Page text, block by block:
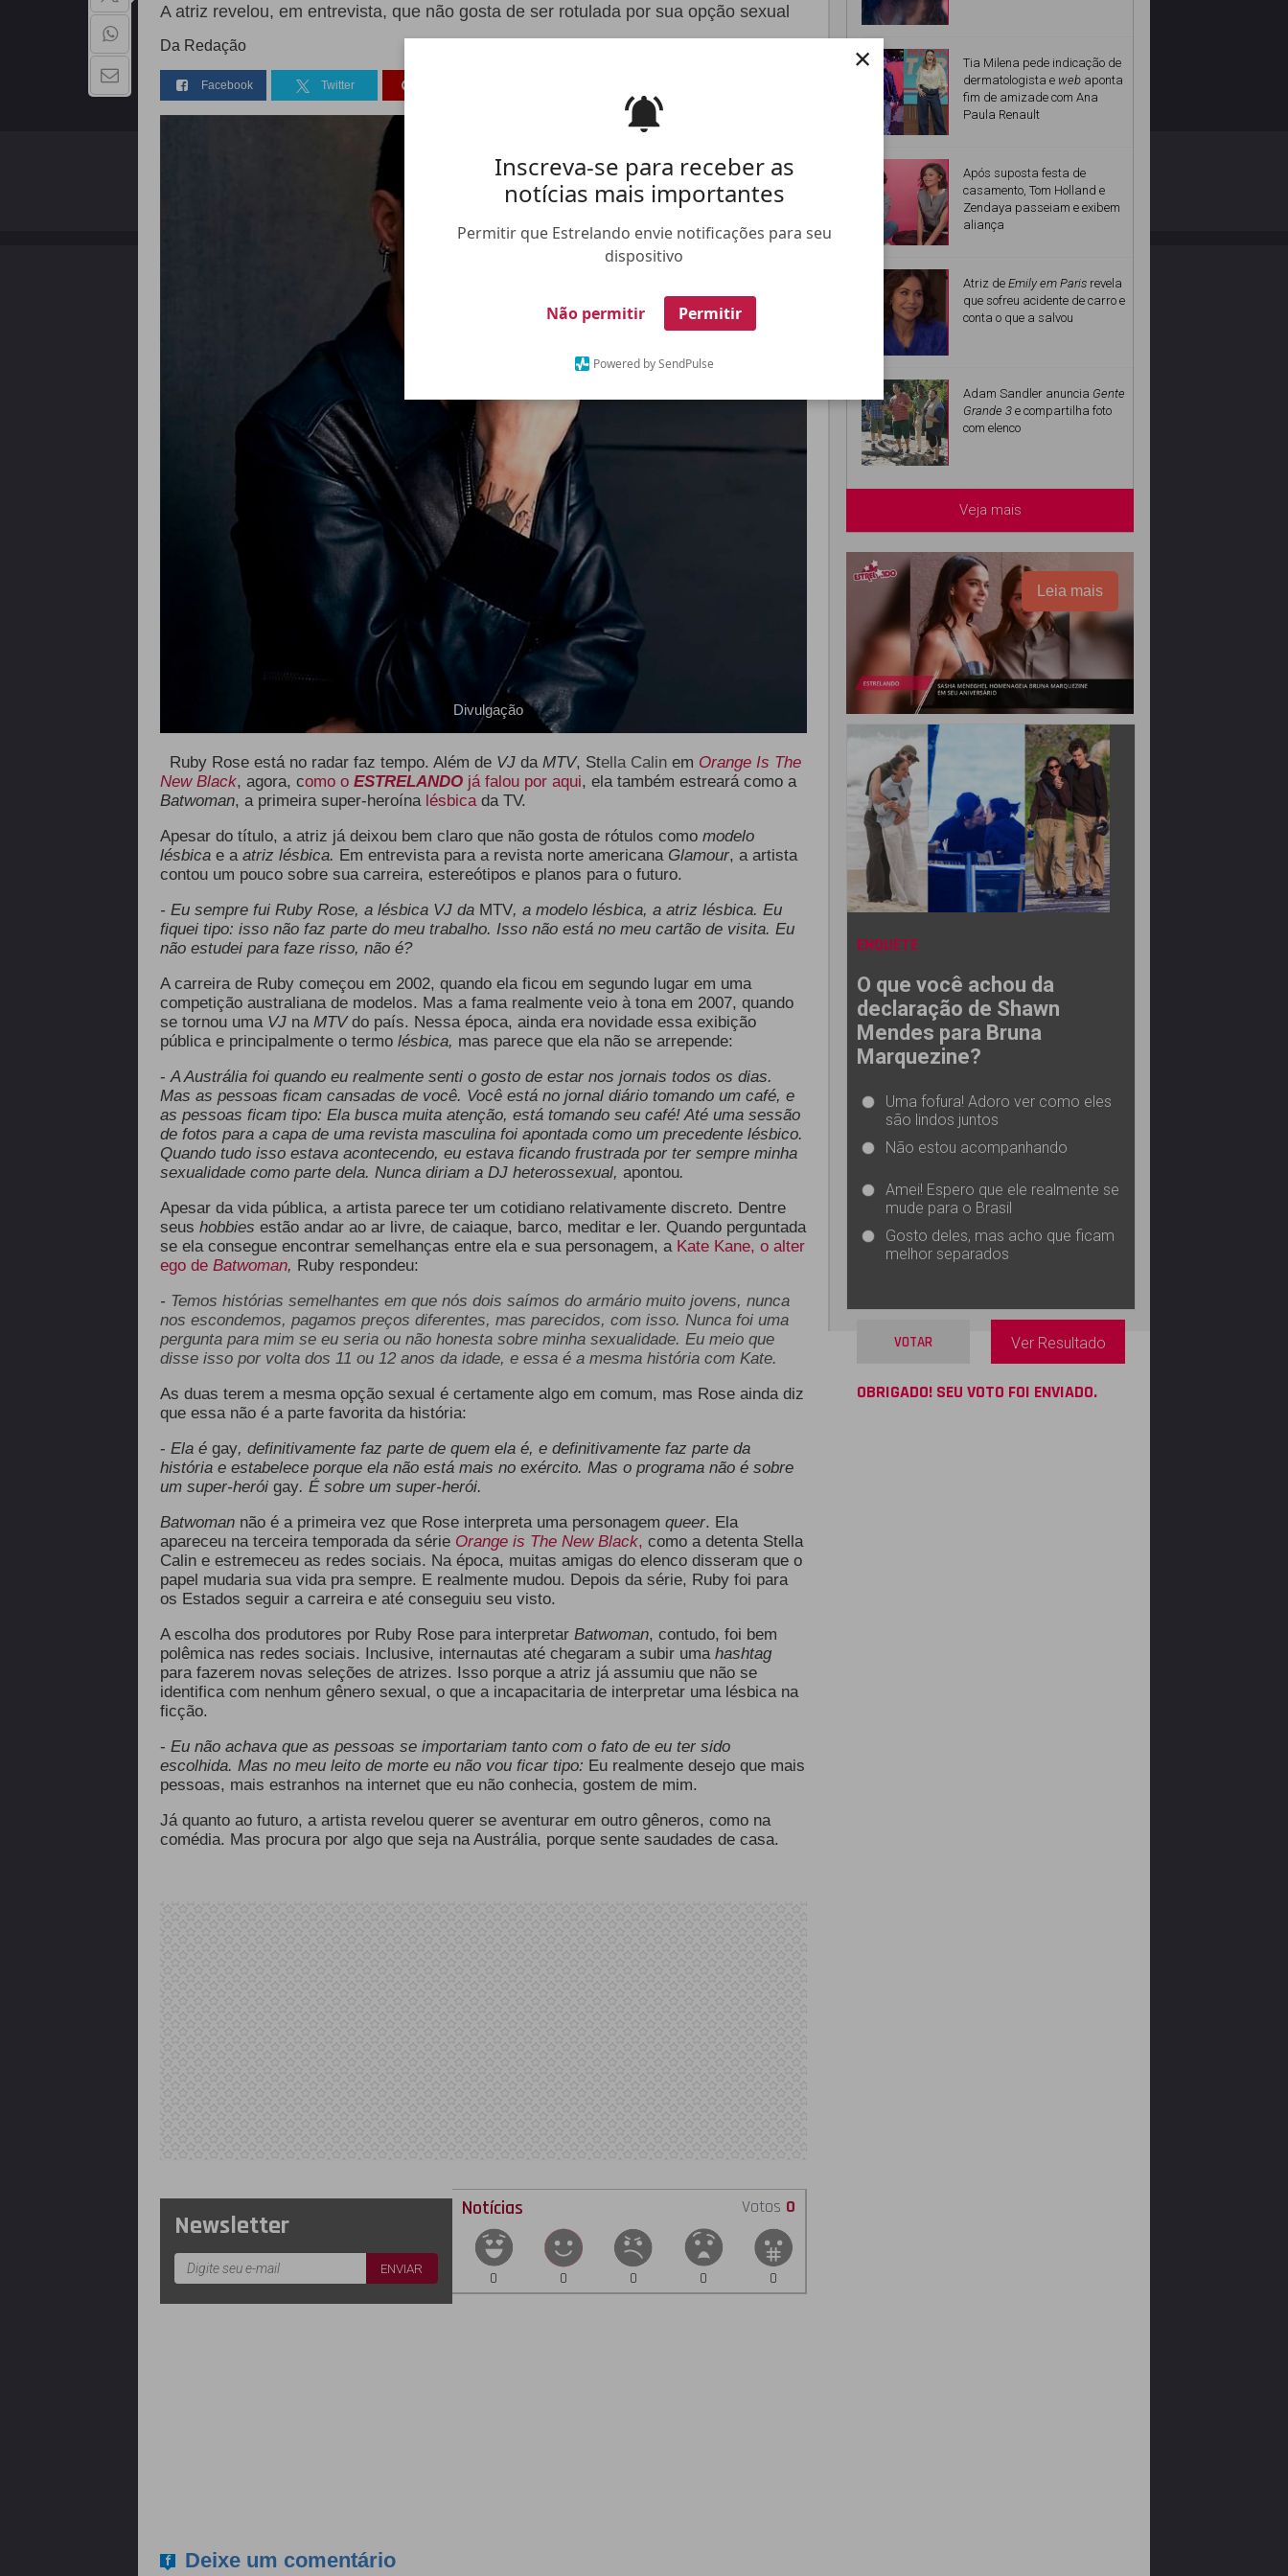
Inscreva-se para receber as
notícias mais importantes
Permitir que Estrelando envie notificações para seu
dispositivo
Não permitir Permitir
Powered by SendPulse
×
A atriz revelou, em entrevista, que não gosta de ser rotulada por sua opção sexual
Da Redação
Facebook Twitter
Divulgação
Ruby Rose está no radar faz tempo. Além de VJ da MTV, Stella Calinem Orange Is The
New Black, agora, como o ESTRELANDO já falou por aqui, ela também estreará como a
Batwoman, a primeira super-heroína lésbica da TV.
Apesar do título, a atriz já deixou bem claro que não gosta de rótulos como modelo
lésbicae a atriz lésbica. Em entrevista para a revista norte americana Glamour, a artista
contou um pouco sobre sua carreira, estereótipos e planos para o futuro.
- Eu sempre fui Ruby Rose, a lésbica VJ da MTV, a modelo lésbica, a atriz lésbica. Eu
fiquei tipo: isso não faz parte do meu trabalho. Isso não está no meu cartão de visita. Eu
não estudei para faze risso, não é?
A carreira de Ruby começou em 2002, quando ela ficou em segundo lugar em uma
competição australiana de modelos. Mas a fama realmente veio à tona em 2007, quando
se tornou uma VJ na MTVdo país. Nessa época, ainda era novidade essa exibição
pública e principalmente o termo lésbica, mas parece que ela não se arrepende:
-A Austrália foi quando eu realmente senti o gosto de estar nos jornais todos os dias.
Mas as pessoas ficam cansadas de você. Você está no jornal diário tomando um café, e
as pessoas ficam tipo: Ela busca muita atenção, está tomando seu café! Até uma sessão
de fotos para a capa de uma revista masculina foi apontada como um precedente lésbico.
Quando tudo isso estava acontecendo, eu estava ficando frustrada por ter sempre minha
sexualidade como parte dela. Nunca diriam a DJ heterossexual, apontou.
Apesar da vida pública, a artista parece ter um cotidiano relativamente discreto. Dentre
seus hobbies estão andar ao ar livre, de caiaque, barco, meditar e ler. Quando perguntada
se ela consegue encontrar semelhanças entre ela e sua personagem, a Kate Kane, o alter
ego de Batwoman, Ruby respondeu:
- Temos histórias semelhantes em que nós dois saímos do armário muito jovens, nunca
nos escondemos, pagamos preços diferentes, mas parecidos, com isso. Nunca foi uma
pergunta para mim se eu seria ou não honesta sobre minha sexualidade. Eu meio que
disse isso por volta dos 11 ou 12 anos da idade, e essa é a mesma história com Kate.
As duas terem a mesma opção sexual é certamente algo em comum, mas Rose ainda diz
que essa não é a parte favorita da história:
- Ela é gay, definitivamente faz parte de quem ela é, e definitivamente faz parte da
história e estabelece porque ela não está mais no exército. Mas o programa não é sobre
um super-herói gay. É sobre um super-herói.
Batwoman não é a primeira vez que Rose interpreta uma personagem queer. Ela
apareceu na terceira temporada da série Orange is The New Black, como a detenta Stella
Calin e estremeceu as redes sociais. Na época, muitas amigas do elenco disseram que o
papel mudaria sua vida pra sempre. E realmente mudou. Depois da série, Ruby foi para
os Estados seguir a carreira e até conseguiu seu visto.
A escolha dos produtores por Ruby Rose para interpretar Batwoman, contudo, foi bem
polêmica nas redes sociais. Inclusive, internautas até chegaram a subir uma hashtag
para fazerem novas seleções de atrizes. Isso porque a atriz já assumiu que não se
identifica com nenhum gênero sexual, o que a incapacitaria de interpretar uma lésbica na
ficção.
- Eu não achava que as pessoas se importariam tanto com o fato de eu ter sido
escolhida. Mas no meu leito de morte eu não vou ficar tipo: Eu realmente desejo que mais
pessoas, mais estranhos na internet que eu não conhecia, gostem de mim.
Já quanto ao futuro, a artista revelou querer se aventurar em outro gêneros, como na
comédia. Mas procura por algo que seja na Austrália, porque sente saudades de casa.
Newsletter
Notícias Votos 0
0 0 0 0 0
Deixe um comentário
Tia Milena pede indicação de
dermatologista e web aponta
fim de amizade com Ana
Paula Renault
Após suposta festa de
casamento, Tom Holland e
Zendaya passeiam e exibem
aliança
Atriz de Emily em Paris revela
que sofreu acidente de carro e
conta o que a salvou
Adam Sandler anuncia Gente
Grande 3 e compartilha foto
com elenco
Veja mais
Leia mais
ENQUETE
O que você achou da
declaração de Shawn
Mendes para Bruna
Marquezine?
Uma fofura! Adoro ver como eles
são lindos juntos
Não estou acompanhando
Amei! Espero que ele realmente se
mude para o Brasil
Gosto deles, mas acho que ficam
melhor separados
VOTAR Ver Resultado
OBRIGADO! SEU VOTO FOI ENVIADO.
QUEM SOMOS FALE CONOSCO ANUNCIE NO ESTRELANDO TRABALHE NO ESTRELANDO
Copyright - 2026 | Todos os direitos reservados Desenvolvido por